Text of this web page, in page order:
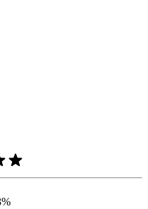
et sont conformes à la
d'évaluations de produits
%